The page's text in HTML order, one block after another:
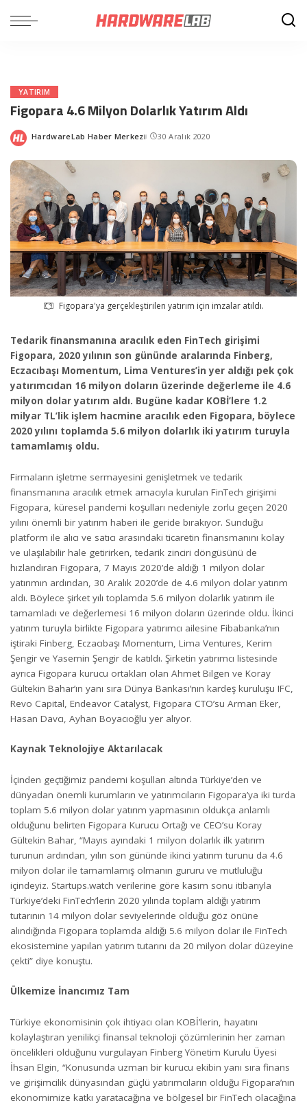
YATIRIM
Figopara 4.6 Milyon Dolarlık Yatırım Aldı
Posted
HardwareLab Haber Merkezi 30 Aralık 2020
Figopara'ya gerçekleştirilen yatırım için imzalar atıldı.
Tedarik finansmanına aracılık eden FinTech girişimi
Figopara, 2020 yılının son gününde aralarında Finberg,
Eczacıbaşı Momentum, Lima Ventures’in yer aldığı pek çok
yatırımcıdan 16 milyon doların üzerinde değerleme ile 4.6
milyon dolar yatırım aldı. Bugüne kadar KOBİ’lere 1.2
milyar TL’lik işlem hacmine aracılık eden Figopara, böylece
2020 yılını toplamda 5.6 milyon dolarlık iki yatırım turuyla
tamamlamış oldu.
Firmaların işletme sermayesini genişletmek ve tedarik
finansmanına aracılık etmek amacıyla kurulan FinTech girişimi
Figopara, küresel pandemi koşulları nedeniyle zorlu geçen 2020
yılını önemli bir yatırım haberi ile geride bırakıyor. Sunduğu
platform ile alıcı ve satıcı arasındaki ticaretin finansmanını kolay
ve ulaşılabilir hale getirirken, tedarik zinciri döngüsünü de
hızlandıran Figopara, 7 Mayıs 2020’de aldığı 1 milyon dolar
yatırımın ardından, 30 Aralık 2020’de de 4.6 milyon dolar yatırım
aldı. Böylece şirket yılı toplamda 5.6 milyon dolarlık yatırım ile
tamamladı ve değerlemesi 16 milyon doların üzerinde oldu. İkinci
yatırım turuyla birlikte Figopara yatırımcı ailesine Fibabanka’nın
iştiraki Finberg, Eczacıbaşı Momentum, Lima Ventures, Kerim
Şengir ve Yasemin Şengir de katıldı. Şirketin yatırımcı listesinde
ayrıca Figopara kurucu ortakları olan Ahmet Bilgen ve Koray
Gültekin Bahar’ın yanı sıra Dünya Bankası’nın kardeş kuruluşu IFC,
Revo Capital, Endeavor Catalyst, Figopara CTO’su Arman Eker,
Hasan Davcı, Ayhan Boyacıoğlu yer alıyor.
Kaynak Teknolojiye Aktarılacak
İçinden geçtiğimiz pandemi koşulları altında Türkiye’den ve
dünyadan önemli kurumların ve yatırımcıların Figopara’ya iki turda
toplam 5.6 milyon dolar yatırım yapmasının oldukça anlamlı
olduğunu belirten Figopara Kurucu Ortağı ve CEO’su Koray
Gültekin Bahar, “Mayıs ayındaki 1 milyon dolarlık ilk yatırım
turunun ardından, yılın son gününde ikinci yatırım turunu da 4.6
milyon dolar ile tamamlamış olmanın gururu ve mutluluğu
içindeyiz. Startups.watch verilerine göre kasım sonu itibarıyla
Türkiye’deki FinTech’lerin 2020 yılında toplam aldığı yatırım
tutarının 14 milyon dolar seviyelerinde olduğu göz önüne
alındığında Figopara toplamda aldığı 5.6 milyon dolar ile FinTech
ekosistemine yapılan yatırım tutarını da 20 milyon dolar düzeyine
çekti” diye konuştu.
Ülkemize İnancımız Tam
Türkiye ekonomisinin çok ihtiyacı olan KOBİ’lerin, hayatını
kolaylaştıran yenilikçi finansal teknoloji çözümlerinin her zaman
öncelikleri olduğunu vurgulayan Finberg Yönetim Kurulu Üyesi
İhsan Elgin, “Konusunda uzman bir kurucu ekibin yanı sıra finans
ve girişimcilik dünyasından güçlü yatırımcıların olduğu Figopara’nın
ekonomimize katkı yaratacağına ve bölgesel bir FinTech olacağına